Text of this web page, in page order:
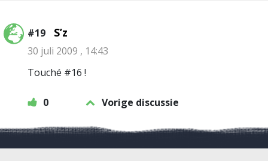
#19 S’z
30 juli 2009 , 14:43
Touché #16 !
0 Vorige discussie